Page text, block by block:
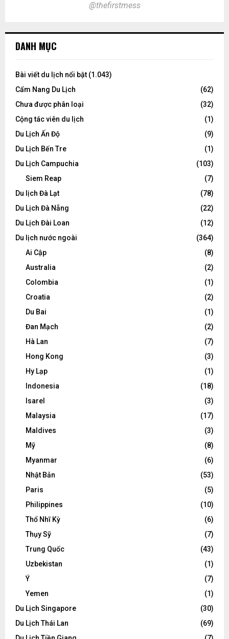
@thefirstmess
DANH MỤC
Bài viết du lịch nổi bật (1.043)
Cẩm Nang Du Lịch
(62)
Chưa được phân loại
(32)
Cộng tác viên du lịch
(1)
Du Lịch Ấn Độ
(9)
Du Lịch Bến Tre
(1)
Du Lịch Campuchia
(103)
Siem Reap
(7)
Du lịch Đà Lạt
(78)
Du Lịch Đà Nẵng
(22)
Du Lịch Đài Loan
(12)
Du lịch nước ngoài
(364)
Ai Cập
(8)
Australia
(2)
Colombia
(1)
Croatia
(2)
Du Bai
(1)
Đan Mạch
(2)
Hà Lan
(7)
Hong Kong
(3)
Hy Lạp
(1)
Indonesia
(18)
Isarel
(3)
Malaysia
(17)
Maldives
(3)
Mỹ
(8)
Myanmar
(6)
Nhật Bản
(53)
Paris
(5)
Philippines
(10)
Thổ Nhĩ Kỳ
(6)
Thụy Sỹ
(7)
Trung Quốc
(43)
Uzbekistan
(1)
Ý
(7)
Yemen
(1)
Du Lịch Singapore
(30)
Du Lịch Thái Lan
(69)